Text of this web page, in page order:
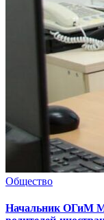
Общество
Начальник ОГиМ